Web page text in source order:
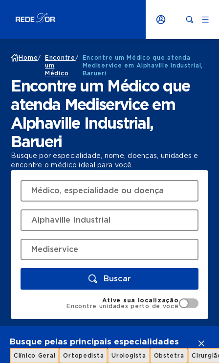
Home/
Encontre
um
Médico
/
Encontre um Médico que atenda
Mediservice em Alphaville Industrial,
Barueri
Encontre um Médico que
atenda Mediservice em
Alphaville Industrial,
Barueri
Busque por especialidade, nome, doenças, unidades e
encontre o médico ideal para você.
Buscar
Ative sua localização
Encontre unidades perto de você
Busque pelas principais especialidades
Clínico Geral Ortopedista Urologista Obstetra